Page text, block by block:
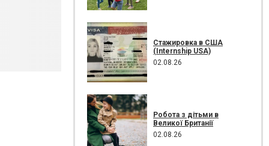
Стажировка в США
(Internship USA)
02.08.26
Робота з дітьми в
Великої Британії
02.08.26